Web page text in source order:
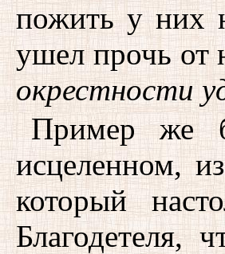
пожить у них
ушел прочь от
окрестности
Пример же
исцеленном,
который
Благодетеля,